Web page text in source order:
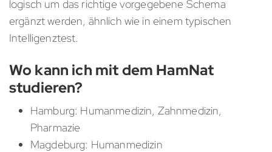
logisch um das richtige vorgegebene Schema
ergänzt werden, ähnlich wie in einem typischen
Intelligenztest.
Wo kann ich mit dem HamNat
studieren?
Hamburg: Humanmedizin, Zahnmedizin,
Pharmazie
Magdeburg: Humanmedizin